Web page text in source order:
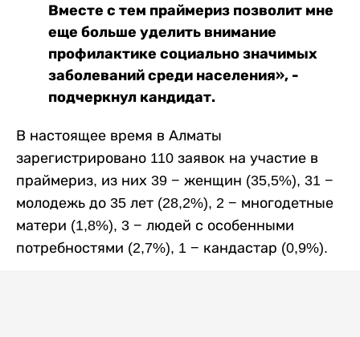
Вместе с тем праймериз позволит мне
еще больше уделить внимание
профилактике социально значимых
заболеваний среди населения», -
подчеркнул кандидат.
В настоящее время в Алматы
зарегистрировано 110 заявок на участие в
праймериз, из них 39 − женщин (35,5%), 31 −
молодежь до 35 лет (28,2%), 2 − многодетные
матери (1,8%), 3 − людей с особенными
потребностями (2,7%), 1 − кандастар (0,9%).